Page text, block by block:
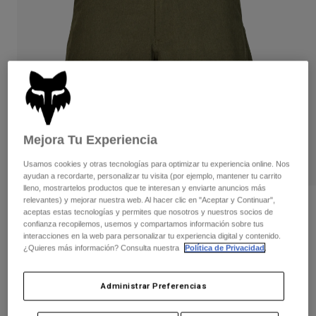
Pantalones largos
Chaquetas y chalecos
Guantes
Protecciones
Gafas de protección
Calcetines
Accesorios
Recambios
Pantalones
Guantes
Chaquetas
Calcetines
Mochilas y accesorios
Recambios
Mujer
Camisetas y tops
Chaquetas
Pantalones
Camisas
Ver todo
Niños
Protecciones
Gafas de Protección
Calcetines
Ver todo
Moto
Cascos
Camisetas
Pantalones
Botas
Gafas de Protección
Opiniones
Pantalón corto híbrido Essex Tech
Stretch
32305
Price reduced from
64,99 €to42,24 € 35% OFF
Mejora Tu Experiencia
Usamos cookies y otras tecnologías para optimizar tu experiencia online. Nos
ayudan a recordarte, personalizar tu visita (por ejemplo, mantener tu carrito
lleno, mostrartelos productos que te interesan y enviarte anuncios más
relevantes) y mejorar nuestra web. Al hacer clic en "Aceptar y Continuar",
aceptas estas tecnologías y permites que nosotros y nuestros socios de
confianza recopilemos, usemos y compartamos información sobre tus
interacciones en la web para personalizar tu experiencia digital y contenido.
¿Quieres más información? Consulta nuestra
Política de Privacidad.
Administrar Preferencias